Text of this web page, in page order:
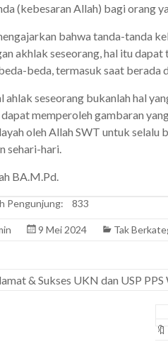
(kebesaran Allah) bagi orang
bahwa tanda-tanda
akhlak seseorang, hal itu
beda, termasuk saat berada
ahlak seseorang bukanlah hal
memperoleh gambaran
oleh Allah SWT untuk selalu
sehari-hari.
BA.M.Pd.
Pengunjung: 833
9 Mei 2024 Tak
& Sukses UKN dan USP